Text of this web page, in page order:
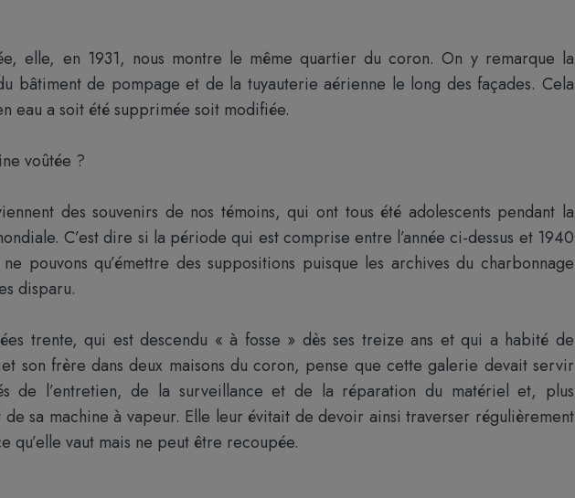
elle, en 1931, nous montre le même quartier du coron. On y remarque la
bâtiment de pompage et de la tuyauterie aérienne le long des façades. Cela
eau a soit été supprimée soit modifiée.
voûtée ?
des souvenirs de nos témoins, qui ont tous été adolescents pendant la
C’est dire si la période qui est comprise entre l’année ci-dessus et 1940
pouvons qu’émettre des suppositions puisque les archives du charbonnage
disparu.
trente, qui est descendu « à fosse » dès ses treize ans et qui a habité de
et son frère dans deux maisons du coron, pense que cette galerie devait servir
de l’entretien, de la surveillance et de la réparation du matériel et, plus
sa machine à vapeur. Elle leur évitait de devoir ainsi traverser régulièrement
qu’elle vaut mais ne peut être recoupée.